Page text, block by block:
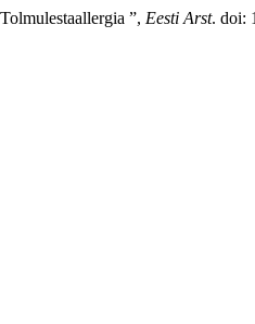
”, Eesti Arst. doi: